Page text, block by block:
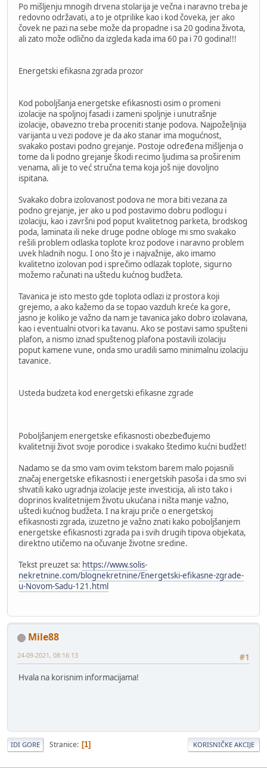
Po mišljenju mnogih drvena stolarija je večna i naravno treba je
redovno održavati, a to je otprilike kao i kod čoveka, jer ako
čovek ne pazi na sebe može da propadne i sa 20 godina života,
ali zato može odlično da izgleda kada ima 60 pa i 70 godina!!!
Energetski efikasna zgrada prozor
Kod poboljšanja energetske efikasnosti osim o promeni
izolacije na spoljnoj fasadi i zameni spoljnje i unutrašnje
izolacije, obavezno treba proceniti stanje podova. Najpoželjnija
varijanta u vezi podove je da ako stanar ima mogućnost,
svakako postavi podno grejanje. Postoje određena mišljenja o
tome da li podno grejanje škodi recimo ljudima sa proširenim
venama, ali je to već stručna tema koja još nije dovoljno
ispitana.
Svakako dobra izolovanost podova ne mora biti vezana za
podno grejanje, jer ako u pod postavimo dobru podlogu i
izolaciju, kao i završni pod poput kvalitetnog parketa, brodskog
poda, laminata ili neke druge podne obloge mi smo svakako
rešili problem odlaska toplote kroz podove i naravno problem
uvek hladnih nogu. I ono što je i najvažnije, ako imamo
kvalitetno izolovan pod i sprečimo odlazak toplote, sigurno
možemo računati na uštedu kućnog budžeta.
Tavanica je isto mesto gde toplota odlazi iz prostora koji
grejemo, a ako kažemo da se topao vazduh kreće ka gore,
jasno je koliko je važno da nam je tavanica jako dobro izolavana,
kao i eventualni otvori ka tavanu. Ako se postavi samo spušteni
plafon, a nismo iznad spuštenog plafona postavili izolaciju
poput kamene vune, onda smo uradili samo minimalnu izolaciju
tavanice.
Usteda budzeta kod energetski efikasne zgrade
Poboljšanjem energetske efikasnosti obezbeđujemo
kvalitetniji život svoje porodice i svakako štedimo kućni budžet!
Nadamo se da smo vam ovim tekstom barem malo pojasnili
značaj energetske efikasnosti i energetskih pasoša i da smo svi
shvatili kako ugradnja izolacije jeste investicija, ali isto tako i
doprinos kvalitetnijem životu ukućana i ništa manje važno,
uštedi kućnog budžeta. I na kraju priče o energetskoj
efikasnosti zgrada, izuzetno je važno znati kako poboljšanjem
energetske efikasnosti zgrada pa i svih drugih tipova objekata,
direktno utičemo na očuvanje životne sredine.
Tekst preuzet sa: https://www.solis-
nekretnine.com/blognekretnine/Energetski-efikasne-zgrade-
u-Novom-Sadu-121.html
Mile88
#1
24-09-2021, 08:16:13
Hvala na korisnim informacijama!
IDI GORE Stranice 1 KORISNIČKE AKCIJE